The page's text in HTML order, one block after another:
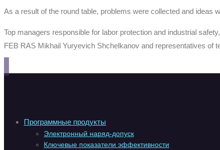
As a result of the round table, problems were collected and ideas
Top managers responsible for labor protection and industrial
FEB RAS Mikhail Yuryevich Shchelkanov and representatives of
Программные продукты
Электронный наряд-допуск
Ключевые показатели эффективности